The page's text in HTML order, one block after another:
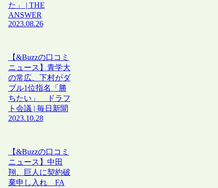
た」 | THE
ANSWER
2023.08.26
【&Buzzの口コミ
ニュース】青学大
の常広、下村がダ
ブル1位指名「勝
ちたい」 ドラフ
ト会議 | 毎日新聞
2023.10.28
【&Buzzの口コミ
ニュース】中田
翔、巨人に契約破
棄申し入れ FA